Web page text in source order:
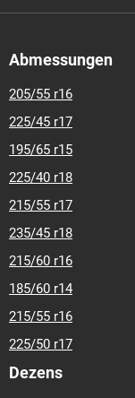
Abmessungen
205/55 r16
225/45 r17
195/65 r15
225/40 r18
215/55 r17
235/45 r18
215/60 r16
185/60 r14
215/55 r16
225/50 r17
Dezens